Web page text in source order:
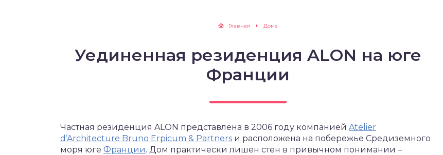
Главная Дома
Уединенная резиденция ALON на юге
Франции
Частная резиденция ALON представлена в 2006 году компанией Atelier
d’Architecture Bruno Erpicum & Partners и расположена на побережье Средиземного
моря юге Франции. Дом практически лишен стен в привычном понимании –